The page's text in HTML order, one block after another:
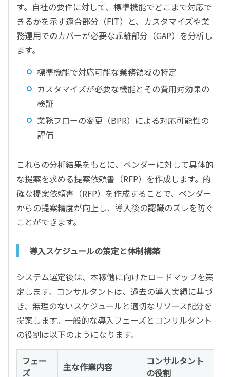
す。自社の要件に対して、標準機能でどこまで対応で
きるかを示す適合部分（FIT）と、カスタマイズや業
務運用でのカバーが必要な乖離部分（GAP）を分析し
ます。
標準機能で対応可能な業務領域の特定
カスタマイズが必要な機能とその費用対効果の
検証
業務フローの変更（BPR）による対応可能性の
評価
これらの分析結果をもとに、ベンダーに対して具体的
な提案を求める提案依頼書（RFP）を作成します。的
確な提案依頼書（RFP）を作成することで、ベンダー
からの提案精度が向上し、導入後の認識のズレを防ぐ
ことができます。
導入スケジュールの策定と体制構築
システム選定後は、本稼働に向けたロードマップを策
定します。コンサルタントは、過去の導入実績に基づ
き、無理のないスケジュールと適切なリソース配分を
提案します。一般的な導入フェーズとコンサルタント
の役割は以下のようになります。
フェー
ズ
主な作業内容
コンサルタント
の役割